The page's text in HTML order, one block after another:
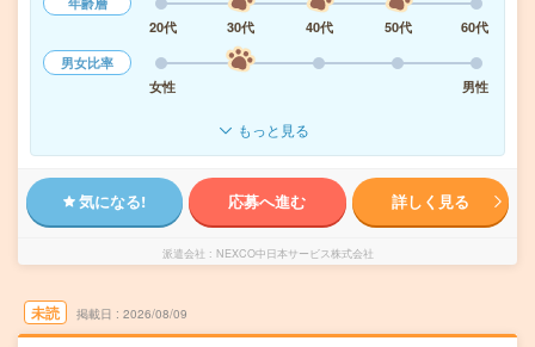
20代
30代 40代 50代
60代
男女比率
女性
男性
もっと見る
気になる! 応募へ進む 詳しく見る
派遣会社 NEXCO中日本サービス株式会社
未読 掲載日 2026/08/09